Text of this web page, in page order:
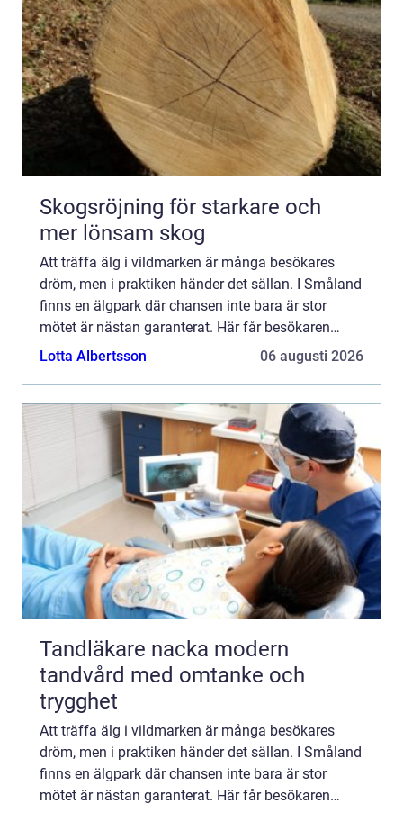
Skogsröjning för starkare och
mer lönsam skog
Att träffa älg i vildmarken är många besökares
dröm, men i praktiken händer det sällan. I Småland
finns en älgpark där chansen inte bara är stor
mötet är nästan garanterat. Här får besökaren
komma nära djuren, lära sig mer om svensk natur
Lotta Albertsson 06 augusti 2026
Tandläkare nacka modern
tandvård med omtanke och
trygghet
Att träffa älg i vildmarken är många besökares
dröm, men i praktiken händer det sällan. I Småland
finns en älgpark där chansen inte bara är stor
mötet är nästan garanterat. Här får besökaren